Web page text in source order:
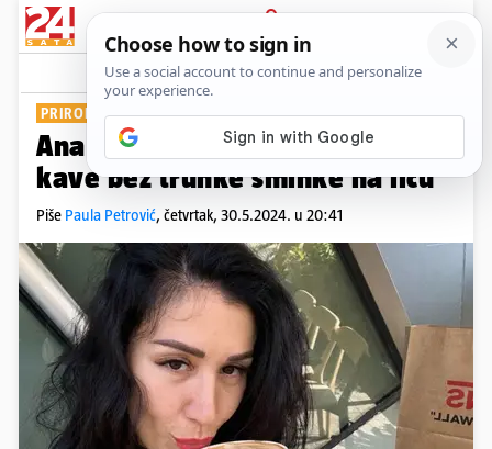
PRIJAVA
Show Komentari
PRIRODAN IZGLED
Ana Rucner uživala u ispijanju
kave bez trunke šminke na licu
Piše Paula Petrović, četvrtak, 30.5.2024. u 20:41